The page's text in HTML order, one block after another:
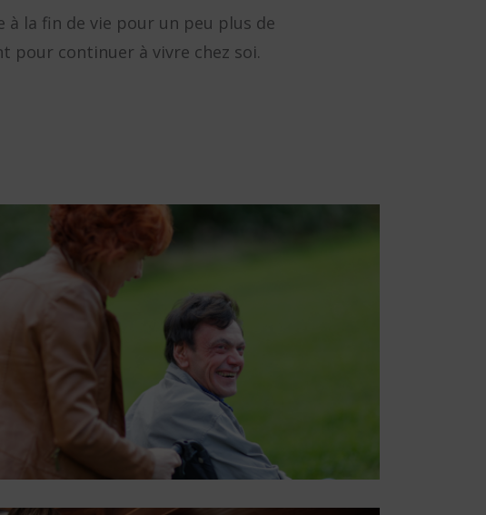
à la fin de vie pour un peu plus de
continuer à vivre chez soi.